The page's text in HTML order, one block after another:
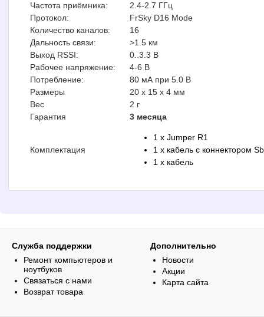
Частота приёмника:
2.4-2.7 ГГц
Протокол:
FrSky D16 Mode
Количество каналов:
16
Дальность связи:
>1.5 км
Выход RSSI:
0..3.3 В
Рабочее напряжение:
4-6 В
Потребление:
80 мА при 5.0 В
Размеры
20 х 15 х 4 мм
Вес
2 г
Гарантия
3 месяца
Комплектация
1 x Jumper R1
1 x кабель с коннектором
1 x кабель
Служба поддержки
Ремонт компьютеров и
ноутбуков
Связаться с нами
Возврат товара
Дополнительно
Новости
Акции
Карта сайта